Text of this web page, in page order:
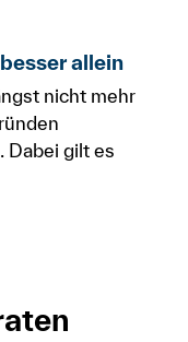
allein
nicht mehr
Dabei gilt es